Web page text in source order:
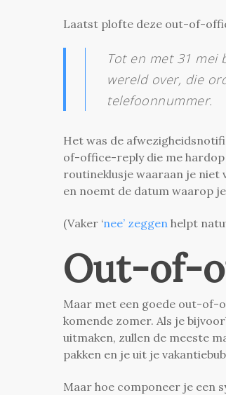
Laatst plofte deze out-of-
Tot en met 31 mei
wereld over, die
telefoonnummer.
Het was de
of-office-reply die me
routineklusje waaraan je niet
en noemt de datum waarop
(Vaker ‘nee’ zeggen helpt
Out-of-
Maar met een goede out-of-
komende zomer. Als je
uitmaken, zullen de meeste
pakken en je uit je
Maar hoe componeer je een